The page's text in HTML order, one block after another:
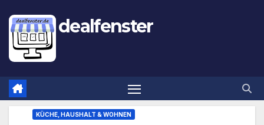
dealfenster
KÜCHE, HAUSHALT & WOHNEN